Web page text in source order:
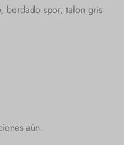
bordado spor, talon gris
aún.